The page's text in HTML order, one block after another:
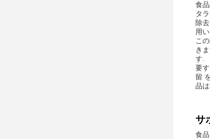
食
タ
除
用
こ
き
す.
要
留
品
サ
食